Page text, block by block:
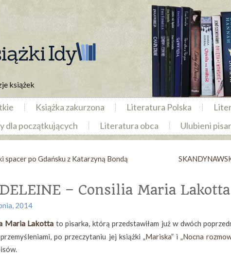
książek
Książka zakurzona Literatura Polska
dla początkujących
Literatura obca Ulubieni
spacer po Gdańsku z Katarzyną Bondą
– Consilia Maria Lakotta
2014
Maria Lakotta to pisarka, którą przedstawiłam już w dwóch
po przeczytaniu jej książki „Mariska” i „Nocna